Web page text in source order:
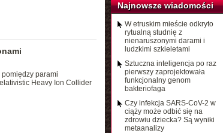
pomiędzy parami
Heavy Ion Collider
Najnowsze wiadomości
W etruskim mieście odkryto
rytualną studnię z
nienaruszonymi darami i
ludzkimi szkieletami
Sztuczna inteligencja po raz
pierwszy zaprojektowała
funkcjonalny genom
bakteriofaga
Czy infekcja SARS-CoV-2 w
ciąży może odbić się na
zdrowiu dziecka? Są wyniki
metaanalizy